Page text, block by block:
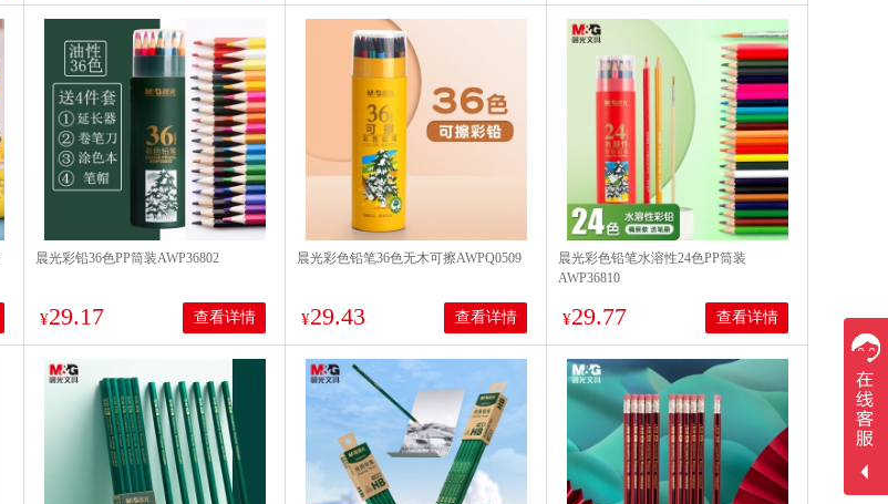
晨光彩铅36色PP筒装AWP36802
¥29.17 查看详情
晨光彩色铅笔36色无木可擦AWPQ0509
¥29.43 查看详情
晨光彩色铅笔水溶性24色PP筒装
AWP36810
¥29.77 查看详情